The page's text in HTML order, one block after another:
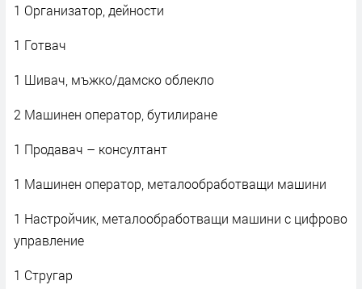
1 Организатор, дейности
1 Готвач
1 Шивач, мъжко/дамско облекло
2 Машинен оператор, бутилиране
1 Продавач – консултант
1 Машинен оператор, металообработващи машини
1 Настройчик, металообработващи машини с цифрово
управление
1 Стругар